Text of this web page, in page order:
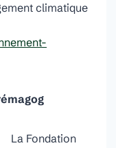
climatique
La Fondation